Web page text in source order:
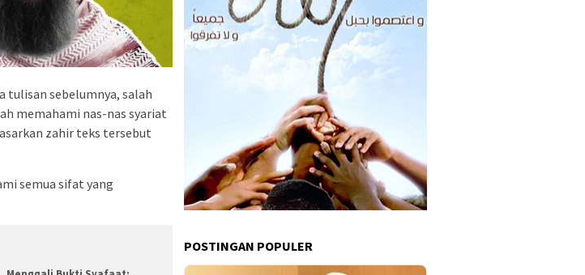
tulisan sebelumnya, salah
memahami nas-nas syariat
zahir teks tersebut
semua sifat yang
POSTINGAN POPULER